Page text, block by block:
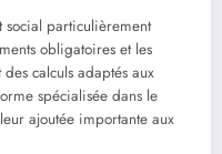
social particulièrement
obligatoires et les
calculs adaptés aux
spécialisée dans le
ajoutée importante aux